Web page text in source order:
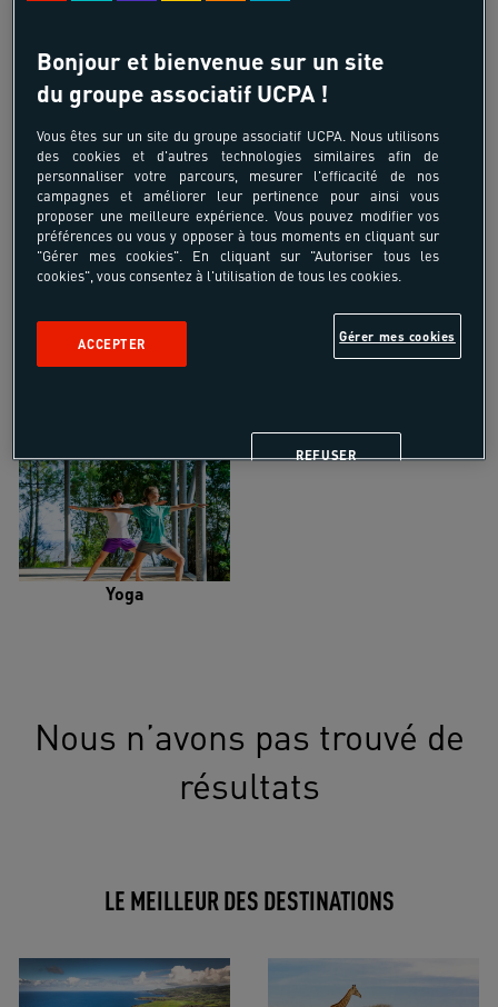
Croisière voilier Kayak de mer
Trail Trek-Randonnée pédestre
Vélo de randonnée
Yoga
Nous n’avons pas trouvé de
résultats
LE MEILLEUR DES DESTINATIONS
Bonjour et bienvenue sur un site
du groupe associatif UCPA !
Vous êtes sur un site du groupe associatif UCPA. Nous utilisons
des cookies et d'autres technologies similaires afin de
personnaliser votre parcours, mesurer l'efficacité de nos
campagnes et améliorer leur pertinence pour ainsi vous
proposer une meilleure expérience. Vous pouvez modifier vos
préférences ou vous y opposer à tous moments en cliquant sur
"Gérer mes cookies". En cliquant sur "Autoriser tous les
cookies", vous consentez à l'utilisation de tous les cookies.
Gérer mes cookies
REFUSER
ACCEPTER